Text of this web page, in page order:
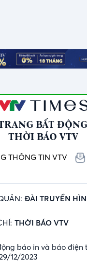
BẤT
THỜI BÁO VTV
THÔNG TIN VTV
ĐÀI TRUYỀN
THỜI BÁO VTV
báo in và báo điện
12/2023